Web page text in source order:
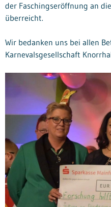
der Faschingseröffnung an
überreicht.
Wir bedanken uns bei allen
Karnevalsgesellschaft